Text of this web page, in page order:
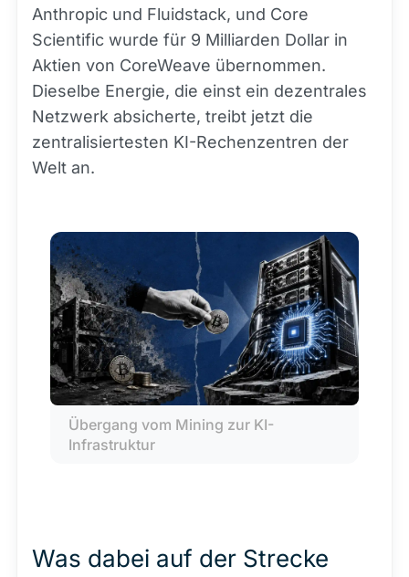
Anthropic und Fluidstack, und Core
Scientific wurde für 9 Milliarden Dollar in
Aktien von CoreWeave übernommen.
Dieselbe Energie, die einst ein dezentrales
Netzwerk absicherte, treibt jetzt die
zentralisiertesten KI-Rechenzentren der
Welt an.
Übergang vom Mining zur KI-
Infrastruktur
Was dabei auf der Strecke